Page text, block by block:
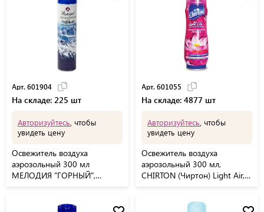
Арт. 601904
На складе: 225 шт
Авторизуйтесь , чтобы
увидеть цену
Освежитель воздуха
аэрозольный 300 мл
МЕЛОДИЯ "ГОРНЫЙ",
Арт. 601055
На складе: 4877 шт
Авторизуйтесь , чтобы
увидеть цену
Освежитель воздуха
аэрозольный 300 мл,
CHIRTON (Чиртон) Light Air,